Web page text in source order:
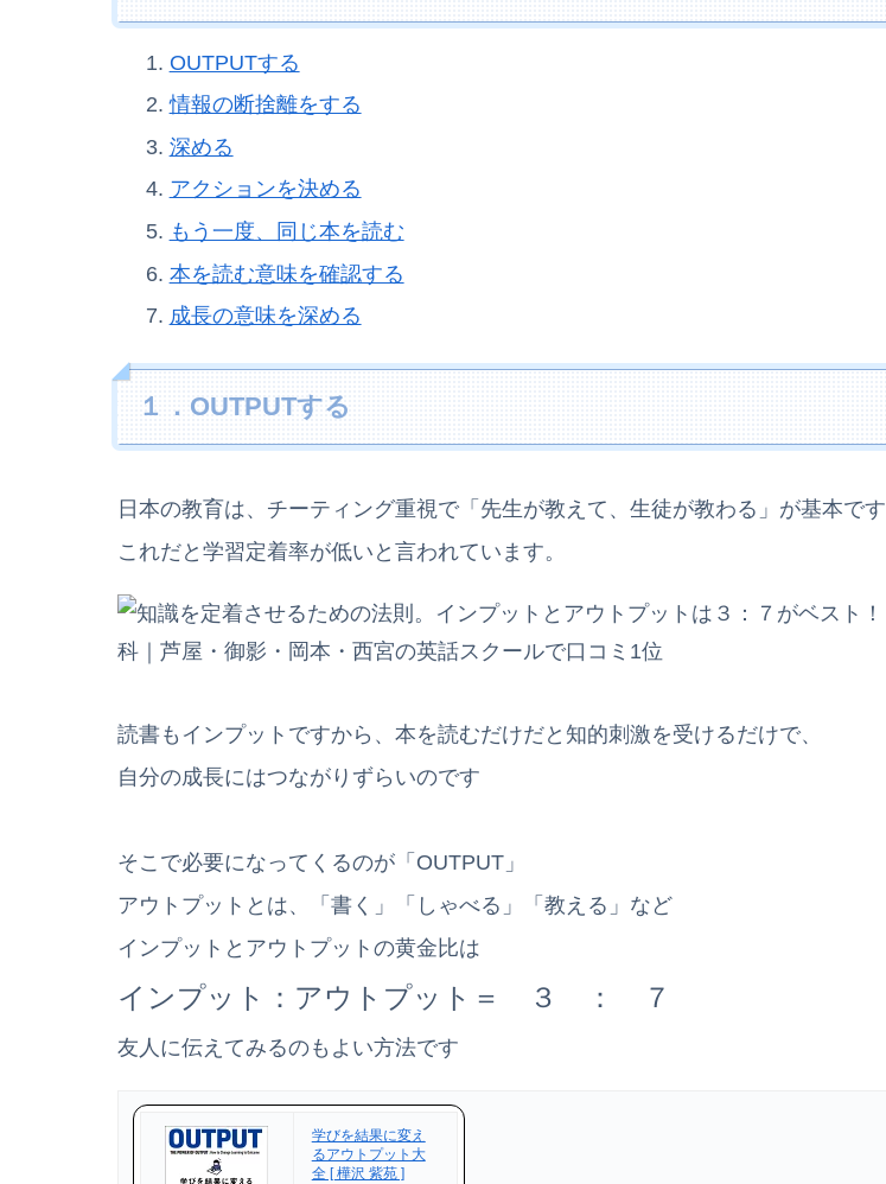
OUTPUTする
情報の断捨離をする
深める
アクションを決める
もう一度、同じ本を読む
本を読む意味を確認する
成長の意味を深める
１．OUTPUTする
日本の教育は、チーティング重視で「先生が教えて、生徒が教わる」が基本です
これだと学習定着率が低いと言われています。
読書もインプットですから、本を読むだけだと知的刺激を受けるだけで、
自分の成長にはつながりずらいのです
そこで必要になってくるのが「OUTPUT」
アウトプットとは、「書く」「しゃべる」「教える」など
インプットとアウトプットの黄金比は
インプット：アウトプット＝ ３ ： ７
友人に伝えてみるのもよい方法です
学びを結果に変え
るアウトプット大
全 [ 樺沢 紫苑 ]